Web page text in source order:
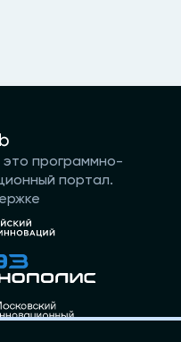
это программно-
портал.